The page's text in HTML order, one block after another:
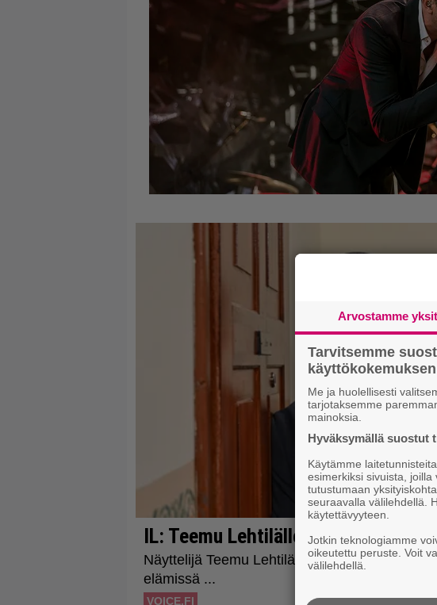
Arvostamme
Tarvitsemme
käyttökokemuksen
Me ja huolellisesti
tarjotaksemme
mainoksia.
Hyväksymällä suostut
Käytämme
esimerkiksi sivuista,
tutustumaan
seuraavalla välilehdellä.
käytettävyyteen.
Jotkin teknologiamme
oikeutettu peruste. Voit
välilehdellä.